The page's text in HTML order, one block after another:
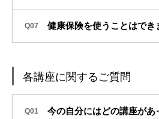
Q07 健康保険を使うことはでき
各講座に関するご質問
Q01
今の自分にはどの講座があ